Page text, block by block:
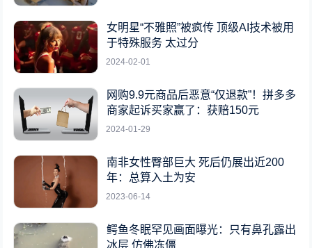
女明星“不雅照”被疯传 顶级AI技术被用
于特殊服务 太过分
2024-02-01
网购9.9元商品后恶意“仅退款”！拼多多
商家起诉买家赢了：获赔150元
2024-01-29
南非女性臀部巨大 死后仍展出近200
年：总算入土为安
2023-06-14
鳄鱼冬眠罕见画面曝光：只有鼻孔露出
冰层 仿佛冻僵